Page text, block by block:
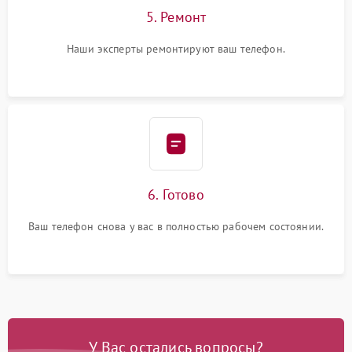
5. Ремонт
Наши эксперты ремонтируют ваш телефон.
6. Готово
Ваш телефон снова у вас в полностью рабочем состоянии.
У Вас остались вопросы?